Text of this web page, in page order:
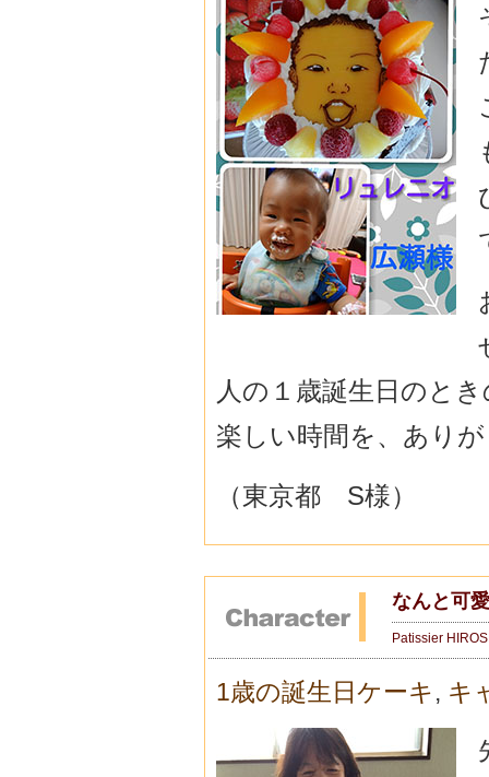
人の１歳誕生日のと
楽しい時間を、あり
（東京都 S様）
なんと可
Patissier
1歳の誕生日ケーキ , キ